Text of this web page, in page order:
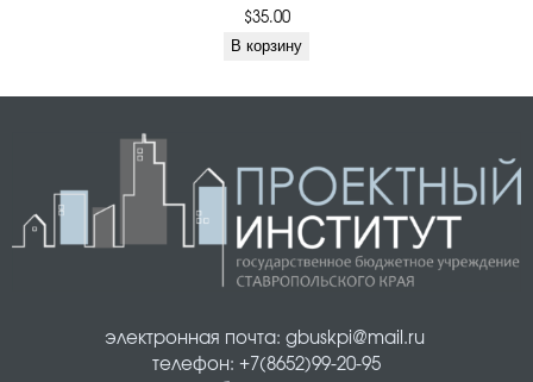
$35.00
В корзину
электронная почта: gbuskpi@mail.ru
телефон: +7(8652)99-20-95